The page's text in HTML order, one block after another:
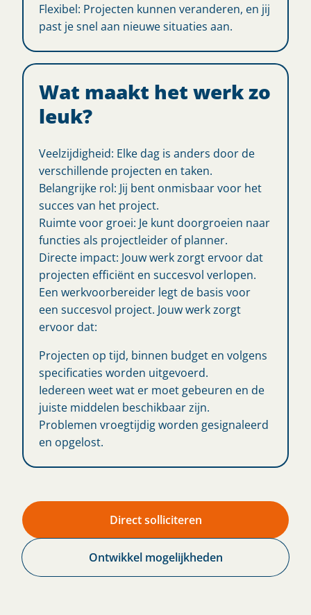
Flexibel: Projecten kunnen veranderen, en jij
past je snel aan nieuwe situaties aan.
Wat maakt het werk zo
leuk?
Veelzijdigheid: Elke dag is anders door de
verschillende projecten en taken.
Belangrijke rol: Jij bent onmisbaar voor het
succes van het project.
Ruimte voor groei: Je kunt doorgroeien naar
functies als projectleider of planner.
Directe impact: Jouw werk zorgt ervoor dat
projecten efficiënt en succesvol verlopen.
Een werkvoorbereider legt de basis voor
een succesvol project. Jouw werk zorgt
ervoor dat:
Projecten op tijd, binnen budget en volgens
specificaties worden uitgevoerd.
Iedereen weet wat er moet gebeuren en de
juiste middelen beschikbaar zijn.
Problemen vroegtijdig worden gesignaleerd
en opgelost.
Direct solliciteren
Ontwikkel mogelijkheden